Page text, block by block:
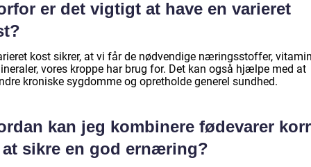
er det vigtigt at have en varieret
kost sikrer, at vi får de nødvendige næringsstoffer,
vores kroppe har brug for. Det kan også hjælpe med at
kroniske sygdomme og opretholde generel sundhed.
kan jeg kombinere fødevarer
sikre en god ernæring?